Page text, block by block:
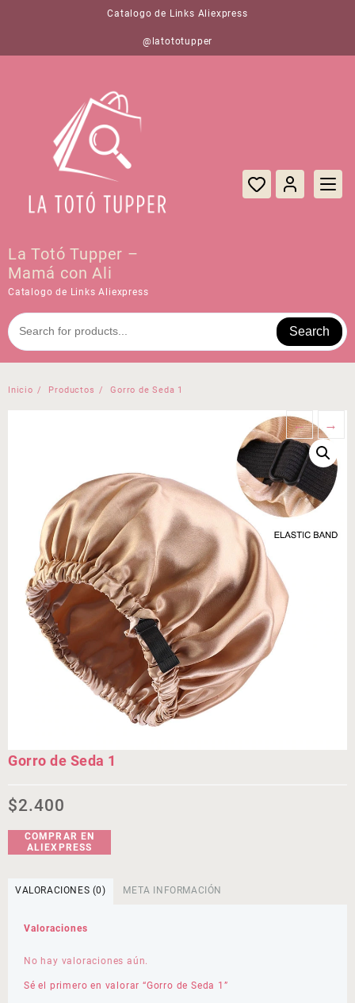
Catalogo de Links Aliexpress
@latototupper
La Totó Tupper –
Mamá con Ali
Catalogo de Links Aliexpress
Search
Inicio Productos Gorro de Seda 1
← →
Gorro de Seda 1
$2.400
COMPRAR EN
ALIEXPRESS
VALORACIONES (0) META INFORMACIÓN
Valoraciones
No hay valoraciones aún.
Sé el primero en valorar “Gorro de Seda 1”